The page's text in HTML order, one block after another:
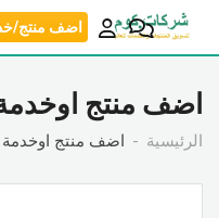
انتقل
اضف منتج/
اضف منتج
الرئيسية اضف منتج اوخدمة